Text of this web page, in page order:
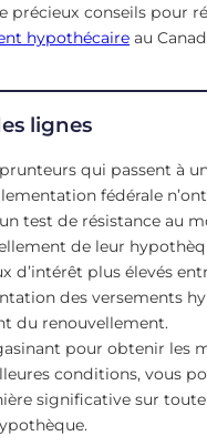
précieux conseils pour
hypothécaire au
lignes
qui passent à
fédérale
test de résistance au
de leur
d’intérêt plus élevés
des versements
du renouvellement.
pour obtenir les
conditions, vous
significative sur